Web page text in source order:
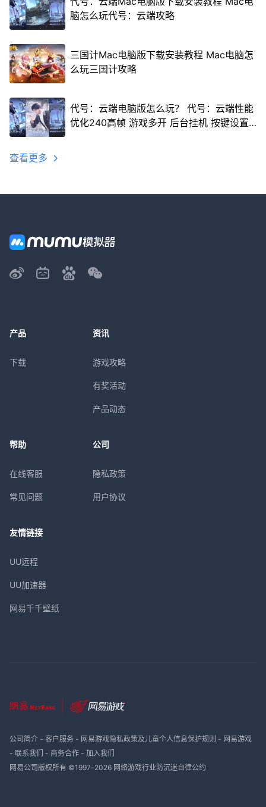
脑怎么玩代号：云端攻略
三国计Mac电脑版下载安装教程 Mac电脑怎
么玩三国计攻略
代号：云端电脑版怎么玩？ 代号：云端性能
优化240高帧 游戏多开 后台挂机 按键设置
查看更多
产品
下载
资讯
游戏攻略
有奖活动
产品动态
帮助
在线客服
常见问题
公司
隐私政策
用户协议
友情链接
UU远程
UU加速器
网易千千壁纸
公司简介- 客户服务- 网易游戏隐私政策及儿童个人信息保护规则 - 网易游戏
- 联系我们 - 商务合作- 加入我们
网易公司版权所有 ©1997-2026 网络游戏行业防沉迷自律公约